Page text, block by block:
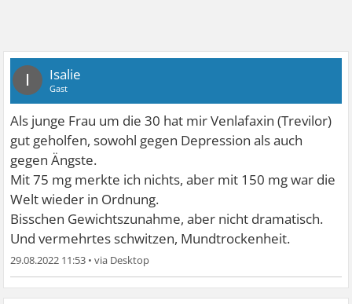
I Isalie
Gast
Als junge Frau um die 30 hat mir Venlafaxin (Trevilor)
gut geholfen, sowohl gegen Depression als auch
gegen Ängste.
Mit 75 mg merkte ich nichts, aber mit 150 mg war die
Welt wieder in Ordnung.
Bisschen Gewichtszunahme, aber nicht dramatisch.
Und vermehrtes schwitzen, Mundtrockenheit.
29.08.2022 11:53 •